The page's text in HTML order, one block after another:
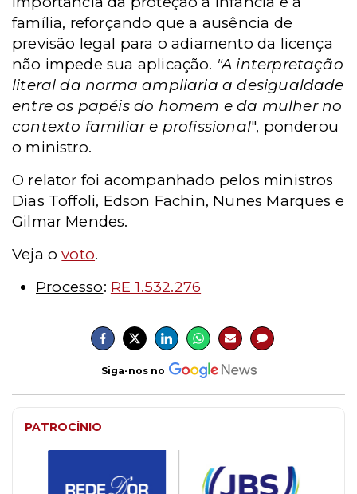
família, reforçando que a ausência de
previsão legal para o adiamento da licença
não impede sua aplicação. "A interpretação
literal da norma ampliaria a desigualdade
entre os papéis do homem e da mulher no
contexto familiar e profissional", ponderou
o ministro.
O relator foi acompanhado pelos ministros
Dias Toffoli, Edson Fachin, Nunes Marques e
Gilmar Mendes.
Veja ovoto.
Processo: RE 1.532.276
Siga-nos no
PATROCÍNIO